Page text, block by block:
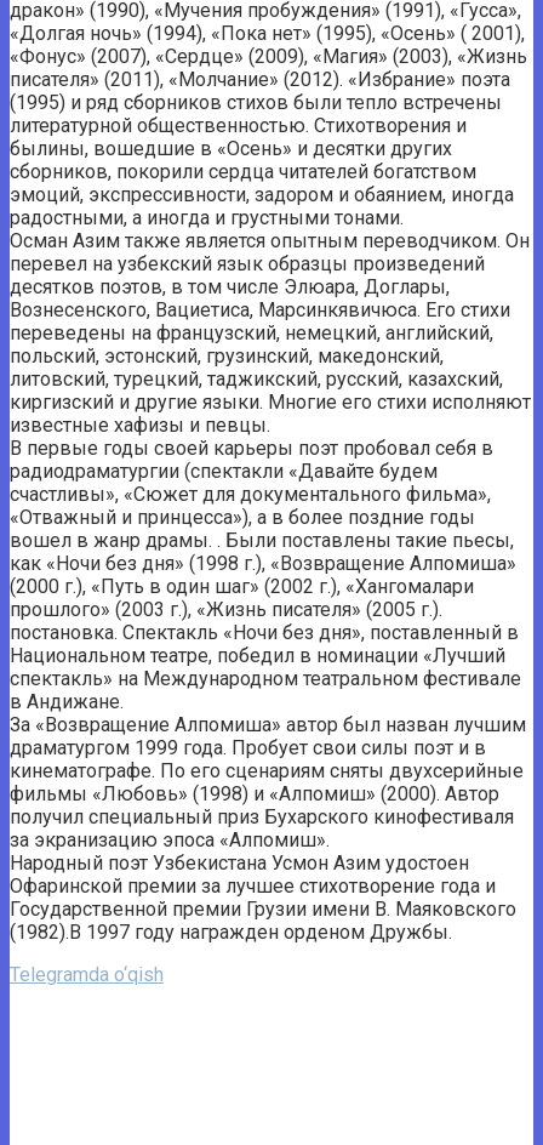
дракон» (1990), «Мучения пробуждения» (1991), «Гусса»,
«Долгая ночь» (1994), «Пока нет» (1995), «Осень» ( 2001),
«Фонус» (2007), «Сердце» (2009), «Магия» (2003), «Жизнь
писателя» (2011), «Молчание» (2012). «Избрание» поэта
(1995) и ряд сборников стихов были тепло встречены
литературной общественностью. Стихотворения и
былины, вошедшие в «Осень» и десятки других
сборников, покорили сердца читателей богатством
эмоций, экспрессивности, задором и обаянием, иногда
радостными, а иногда и грустными тонами.
Осман Азим также является опытным переводчиком. Он
перевел на узбекский язык образцы произведений
десятков поэтов, в том числе Элюара, Доглары,
Вознесенского, Вациетиса, Марсинкявичюса. Его стихи
переведены на французский, немецкий, английский,
польский, эстонский, грузинский, македонский,
литовский, турецкий, таджикский, русский, казахский,
киргизский и другие языки. Многие его стихи исполняют
известные хафизы и певцы.
В первые годы своей карьеры поэт пробовал себя в
радиодраматургии (спектакли «Давайте будем
счастливы», «Сюжет для документального фильма»,
«Отважный и принцесса»), а в более поздние годы
вошел в жанр драмы. . Были поставлены такие пьесы,
как «Ночи без дня» (1998 г.), «Возвращение Алпомиша»
(2000 г.), «Путь в один шаг» (2002 г.), «Хангомалари
прошлого» (2003 г.), «Жизнь писателя» (2005 г.).
постановка. Спектакль «Ночи без дня», поставленный в
Национальном театре, победил в номинации «Лучший
спектакль» на Международном театральном фестивале
в Андижане.
За «Возвращение Алпомиша» автор был назван лучшим
драматургом 1999 года. Пробует свои силы поэт и в
кинематографе. По его сценариям сняты двухсерийные
фильмы «Любовь» (1998) и «Алпомиш» (2000). Автор
получил специальный приз Бухарского кинофестиваля
за экранизацию эпоса «Алпомиш».
Народный поэт Узбекистана Усмон Азим удостоен
Офаринской премии за лучшее стихотворение года и
Государственной премии Грузии имени В. Маяковского
(1982).В 1997 году награжден орденом Дружбы.
Telegramda o‘qish